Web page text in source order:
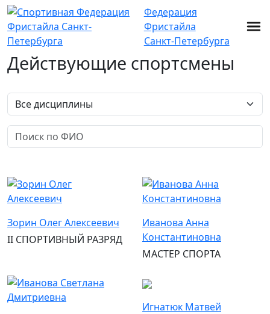
Федерация
Фристайла
Санкт-Петербурга
Действующие спортсмены
Зорин Олег Алексеевич
II СПОРТИВНЫЙ РАЗРЯД
Иванова Анна
Константиновна
МАСТЕР СПОРТА
Игнатюк Матвей